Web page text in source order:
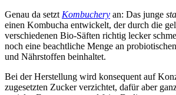
Genau da setzt Kombuchery an: Das junge
einen Kombucha entwickelt, der durch die
verschiedenen Bio-Säften richtig lecker
noch eine beachtliche Menge an
und Nährstoffen beinhaltet.
Bei der Herstellung wird konsequent auf
zugesetzten Zucker verzichtet, dafür aber